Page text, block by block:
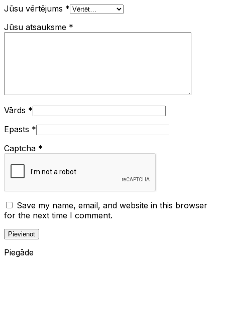
Jūsu vērtējums *
Jūsu atsauksme *
Vārds *
Epasts *
Captcha *
Save my name, email, and website in this browser
for the next time I comment.
Piegāde